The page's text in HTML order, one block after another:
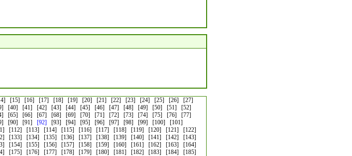
[15] [16] [17] [18] [19] [20] [21] [22] [23] [24] [25] [26]
[27]
[40] [41] [42] [43] [44] [45] [46] [47] [48] [49] [50] [51]
[52]
[65] [66] [67] [68] [69] [70] [71] [72] [73] [74] [75] [76]
[77]
[90] [91] [92] [93] [94] [95] [96] [97] [98] [99] [100]
[101]
[112] [113] [114] [115] [116] [117] [118] [119] [120] [121]
[122]
[133] [134] [135] [136] [137] [138] [139] [140] [141] [142]
[143]
[154] [155] [156] [157] [158] [159] [160] [161] [162] [163]
[164]
[175] [176] [177] [178] [179] [180] [181] [182] [183] [184] [185]